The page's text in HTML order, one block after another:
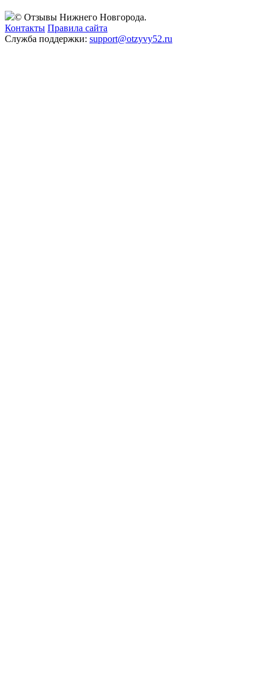
© Отзывы Нижнего Новгорода.
Контакты Правила сайта
Служба поддержки: support@otzyvy52.ru